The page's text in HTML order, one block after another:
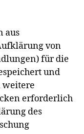
aus
von
für die
und
weitere
erforderlich
des